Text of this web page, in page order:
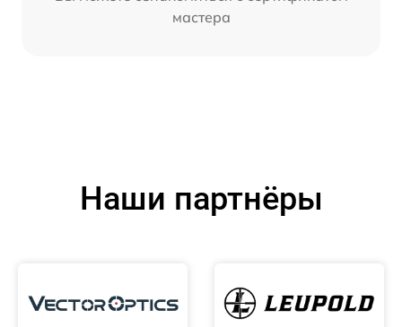
мастера
Наши партнёры